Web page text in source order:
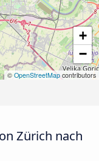
+
−
© OpenStreetMap contributors
Zürich nach